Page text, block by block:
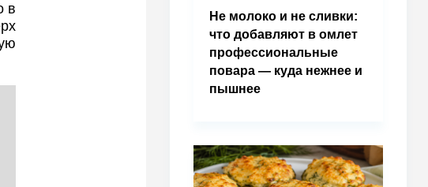
в
Не молоко и не сливки:
что добавляют в омлет
профессиональные
повара — куда нежнее и
пышнее